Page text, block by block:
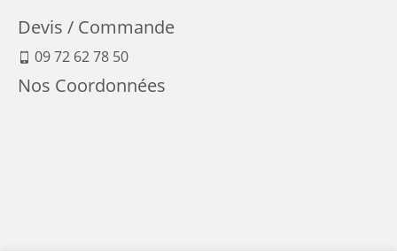
Devis / Commande
09 72 62 78 50
Nos Coordonnées